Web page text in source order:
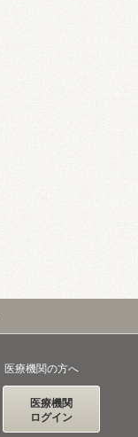
医療機関の方へ
医療機関
ログイン